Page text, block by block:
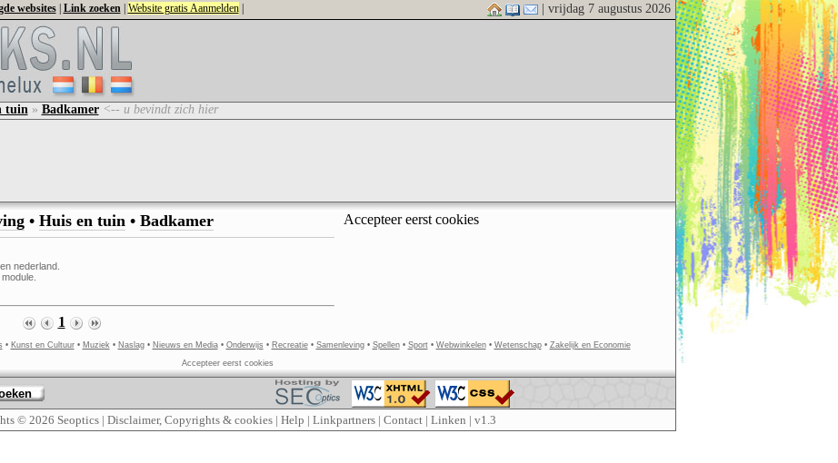
| vrijdag 7 augustus 2026
websites| Link zoeken| Website gratis Aanmelden|
tuin» Badkamer <-- u bevindt zich hier
• Huis en tuin • Badkamer
nederland.
1
Accepteer eerst cookies
• Kunst en Cultuur• Muziek• Naslag• Nieuws en Media• Onderwijs • Recreatie• Samenleving• Spellen• Sport• Webwinkelen• Wetenschap• Zakelijk en Economie
Accepteer eerst cookies
© 2026 Seoptics| Disclaimer, Copyrights & cookies| Help | Linkpartners| Contact| Linken | v1.3